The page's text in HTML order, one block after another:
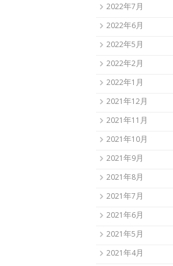
2022年7月
2022年6月
2022年5月
2022年2月
2022年1月
2021年12月
2021年11月
2021年10月
2021年9月
2021年8月
2021年7月
2021年6月
2021年5月
2021年4月